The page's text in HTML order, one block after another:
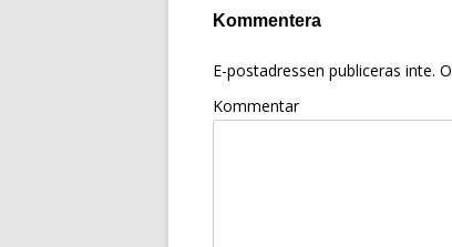
Kommentera
E-postadressen publiceras inte.
Kommentar